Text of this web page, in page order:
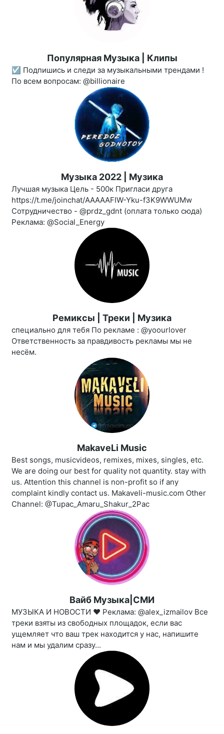
Популярная Музыка | Клипы
☑️ Подпишись и следи за музыкальными трендами !
По всем вопросам: @billionaire
Музыка 2022 | Музика
Лучшая музыка Цель - 500к Пригласи друга
https://t.me/joinchat/AAAAAFIW-Yku-f3K9WWUMw
Сотрудничество - @prdz_gdnt (оплата только сюда)
Реклама: @Social_Energy
Ремиксы | Треки | Музика
специально для тебя По рекламе : @yoourlover
Ответственность за правдивость рекламы мы не
несём.
MakaveLi Music
Best songs, musicvideos, remixes, mixes, singles, etc.
We are doing our best for quality not quantity. stay with
us. Attention this channel is non-profit so if any
complaint kindly contact us. Makaveli-music.com Other
Channel: @Tupac_Amaru_Shakur_2Pac
Вайб Музыка|СМИ
МУЗЫКА И НОВОСТИ ❤️‍ Реклама: @alex_izmailov Все
треки взяты из свободных площадок, если вас
ущемляет что ваш трек находится у нас, напишите
нам и мы удалим сразу...